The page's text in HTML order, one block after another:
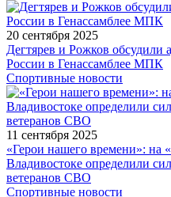
20 сентября 2025
Дегтярев и Рожков обсудили
России в Генассамблее МПК
Спортивные новости
11 сентября 2025
«Герои нашего времени»: на
Владивостоке определили
ветеранов СВО
Спортивные новости